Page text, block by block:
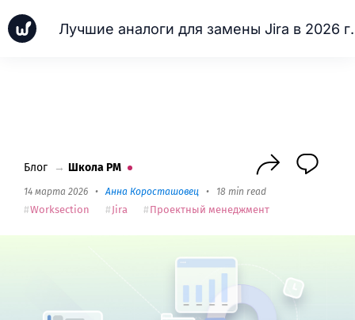
Лучшие
Блог → Школа PM
14 марта 2026 •Анна Коросташовец • 18 min read
Worksection Jira Проектный менеджмент